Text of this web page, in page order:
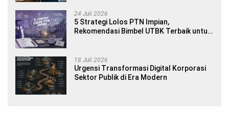
24 Juli 2026
5 Strategi Lolos PTN Impian,
Rekomendasi Bimbel UTBK Terbaik untuk
18 Juli 2026
Urgensi Transformasi Digital Korporasi
Sektor Publik di Era Modern